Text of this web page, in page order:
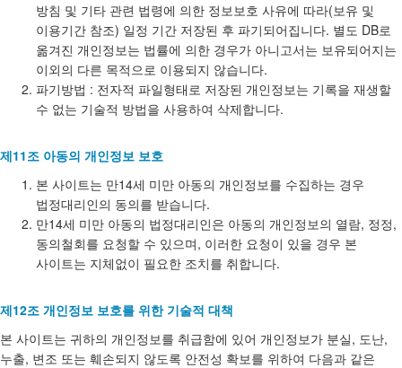
방침 및 기타 관련 법령에 의한 정보보호 사유에 따라(보유 및
이용기간 참조) 일정 기간 저장된 후 파기되어집니다. 별도 DB로
옮겨진 개인정보는 법률에 의한 경우가 아니고서는 보유되어지는
이외의 다른 목적으로 이용되지 않습니다.
파기방법 : 전자적 파일형태로 저장된 개인정보는 기록을 재생할
수 없는 기술적 방법을 사용하여 삭제합니다.
제11조 아동의 개인정보 보호
본 사이트는 만14세 미만 아동의 개인정보를 수집하는 경우
법정대리인의 동의를 받습니다.
만14세 미만 아동의 법정대리인은 아동의 개인정보의 열람, 정정,
동의철회를 요청할 수 있으며, 이러한 요청이 있을 경우 본
사이트는 지체없이 필요한 조치를 취합니다.
제12조 개인정보 보호를 위한 기술적 대책
본 사이트는 귀하의 개인정보를 취급함에 있어 개인정보가 분실, 도난,
누출, 변조 또는 훼손되지 않도록 안전성 확보를 위하여 다음과 같은